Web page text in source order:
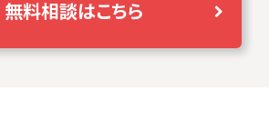
無料相談はこちら